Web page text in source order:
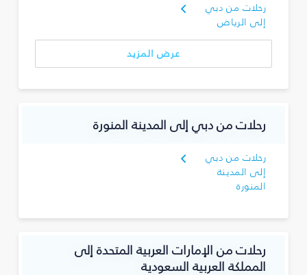
رحلات من دبي
إلى الرياض
عرض المزيد
رحلات من دبي إلى المدينة المنورة
رحلات من دبي
إلى المدينة
المنورة
رحلات من الإمارات العربية المتحدة إلى
المملكة العربية السعودية